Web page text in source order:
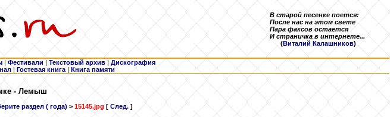
В старой песенке поется:
После нас на этом свете
Пара факсов остается
И страничка в интернете...
(Виталий Калашников)
| Фестивали | Текстовый архив | Дискография
|Гостевая книга | Книга памяти
- Лемыш
раздел ( года) > 15145.jpg [ След. ]